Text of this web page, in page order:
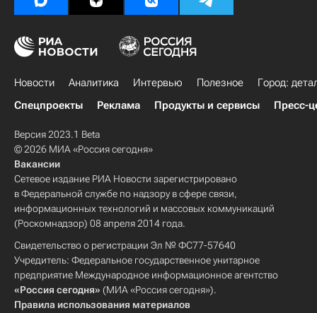
Новости Аналитика Интервью Полезное
Город:
Спецпроекты
Реклама Продукты и сервисы Пресс-
Версия 2023.1 Beta
© 2026 МИА «Россия сегодня»
Вакансии
Сетевое издание РИА Новости зарегистрировано
в Федеральной службе по надзору в сфере связи,
информационных технологий и массовых коммуникаций
(Роскомнадзор) 08 апреля 2014 года.
Свидетельство о регистрации Эл № ФС77-57640
Учредитель: Федеральное государственное унитарное
предприятие Международное информационное агентство
«Россия сегодня» (МИА «Россия сегодня»).
Правила использования материалов